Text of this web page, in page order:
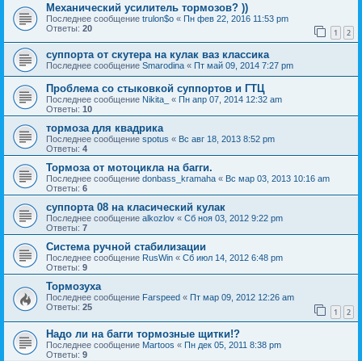
Механический усилитель тормозов? ))
Последнее сообщение trulon$o « Пн фев 22, 2016 11:53 pm
Ответы: 20 1 2
суппорта от скутера на кулак ваз классика
Последнее сообщение Smarodina « Пт май 09, 2014 7:27 pm
Проблема со стыковкой суппортов и ГТЦ
Последнее сообщение Nikita_ « Пн апр 07, 2014 12:32 am
Ответы: 10
тормоза для квадрика
Последнее сообщение spotus « Вс авг 18, 2013 8:52 pm
Ответы: 4
Тормоза от мотоцикла на багги.
Последнее сообщение donbass_kramaha « Вс мар 03, 2013 10:16 am
Ответы: 6
суппорта 08 на класический кулак
Последнее сообщение alkozlov « Сб ноя 03, 2012 9:22 pm
Ответы: 7
Система ручной стабилизации
Последнее сообщение RusWin « Сб июл 14, 2012 6:48 pm
Ответы: 9
Тормозуха
Последнее сообщение Farspeed « Пт мар 09, 2012 12:26 am
Ответы: 25 1 2
Надо ли на багги тормозные щитки!?
Последнее сообщение Martoos « Пн дек 05, 2011 8:38 pm
Ответы: 9